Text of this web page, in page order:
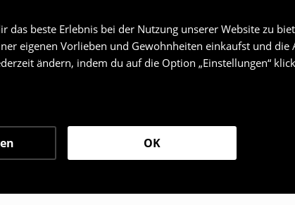
das beste Erlebnis bei der Nutzung unserer Website zu
eigenen Vorlieben und Gewohnheiten einkaufst und
ändern, indem du auf die Option „Einstellungen“
OK